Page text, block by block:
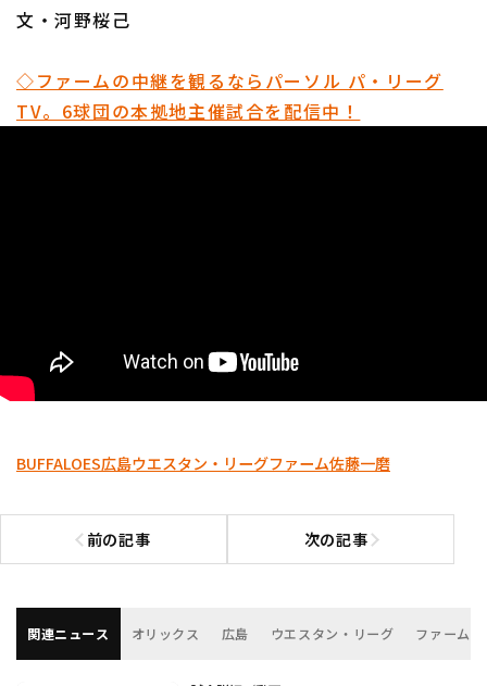
文・河野桜己
◇ファームの中継を観るならパーソル パ・リーグ
TV。6球団の本拠地主催試合を配信中！
BUFFALOES広島ウエスタン・リーグファーム佐藤一磨
前の記事
前の記事へ 次の記事次の記事へ
関連ニュース オリックス 広島 ウエスタン・リーグ ファーム